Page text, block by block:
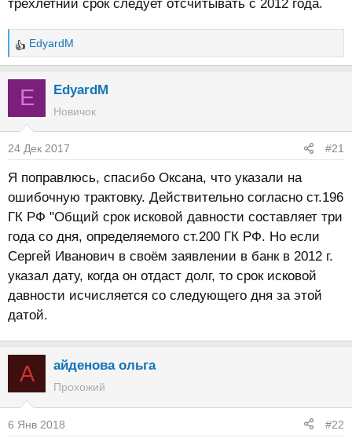
трехлетний срок следует отсчитывать с 2012 года.
Р
е
ц
и
:
EdyardM
E EdyardM
Новичок
24 Дек 2017 #21
Я поправлюсь, спасибо Оксана, что указали на
ошибочную трактовку. Действительно согласно ст.196
ГК РФ "Общий срок исковой давности составляет три
года со дня, определяемого ст.200 ГК РФ. Но если
Сергей Иванович в своём заявлении в банк в 2012 г.
указал дату, когда он отдаст долг, то срок исковой
давности исчисляется со следующего дня за этой
датой.
А айденова ольга
Прохожий
6 Янв 2018 #22